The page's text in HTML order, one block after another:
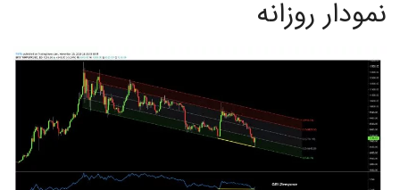
نمودار روزانه